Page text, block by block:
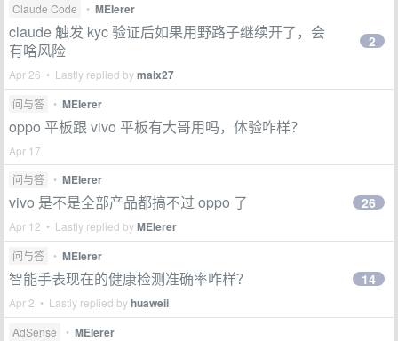
Claude Code • MEIerer
claude 触发 kyc 验证后如果用野路子继续开了，会
有啥风险
Apr 26 • Lastly replied bymaix27
2
问与答 • MEIerer
oppo 平板跟 vivo 平板有大哥用吗，体验咋样？
Apr 17
问与答
• MEIerer
vivo 是不是全部产品都搞不过 oppo 了
Apr 12 • Lastly replied byMEIerer
26
问与答 • MEIerer
智能手表现在的健康检测准确率咋样？
Apr 2 • Lastly replied byhuaweii
14
AdSense • MEIerer